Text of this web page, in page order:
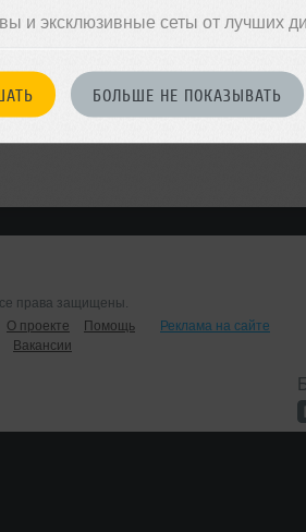
и эксклюзивные сеты от лучших
БОЛЬШЕ НЕ ПОКАЗЫВАТЬ
чтобы оставить комментарий
права защищены.
О проекте Помощь
Реклама на сайте
Вакансии